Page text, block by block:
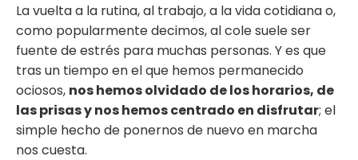
La vuelta a la rutina, al trabajo, a la vida cotidiana o,
como popularmente decimos, al cole suele ser
fuente de estrés para muchas personas. Y es que
tras un tiempo en el que hemos permanecido
ociosos, nos hemos olvidado de los horarios, de
las prisas y nos hemos centrado en disfrutar; el
simple hecho de ponernos de nuevo en marcha
nos cuesta.